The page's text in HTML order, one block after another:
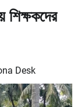
শিক্ষকদের
Desk